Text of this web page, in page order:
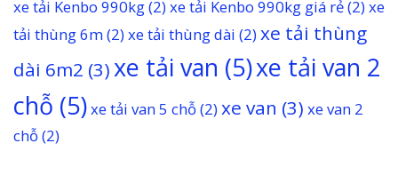
xe tải Kenbo 990kg(2) xe tải Kenbo 990kg giá rẻ(2) xe
tải thùng 6m(2) xe tải thùng dài (2) xe tải thùng
dài 6m2 (3)xe tải van (5)xe tải van 2
chỗ (5)xe tải van 5 chỗ(2) xe van (3) xe van 2
chỗ(2)